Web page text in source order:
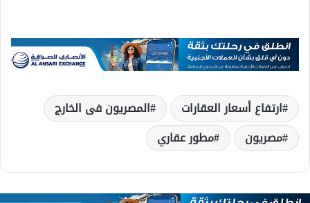
ارتفاع أسعار العقارات
المصريون فى الخارج
مصريون
مطور عقاري